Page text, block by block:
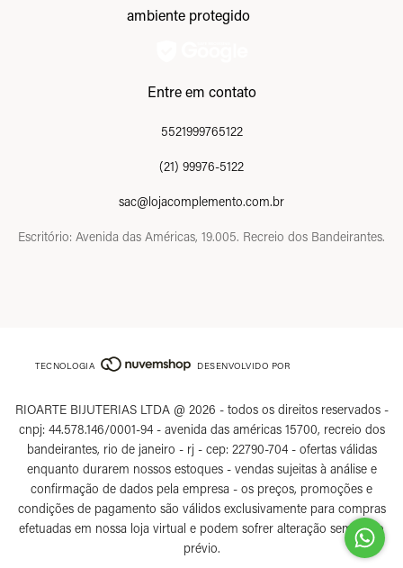
ambiente protegido
Entre em contato
5521999765122
(21) 99976-5122
sac@lojacomplemento.com.br
Escritório: Avenida das Américas, 19.005. Recreio dos Bandeirantes.
TECNOLOGIA DESENVOLVIDO POR
RIOARTE BIJUTERIAS LTDA @ 2026 - todos os direitos reservados -
cnpj: 44.578.146/0001-94 - avenida das américas 15700, recreio dos
bandeirantes, rio de janeiro - rj - cep: 22790-704 - ofertas válidas
enquanto durarem nossos estoques - vendas sujeitas à análise e
confirmação de dados pela empresa - os preços, promoções e
condições de pagamento são válidos exclusivamente para compras
efetuadas em nossa loja virtual e podem sofrer alteração sem aviso
prévio.